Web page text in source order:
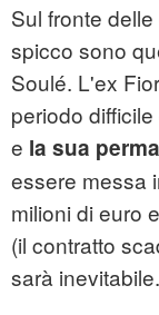
Sul fronte
spicco sono
Soulé. L'ex
periodo
e la sua
essere messa
milioni di euro
(il contratto
sarà inevitabile.